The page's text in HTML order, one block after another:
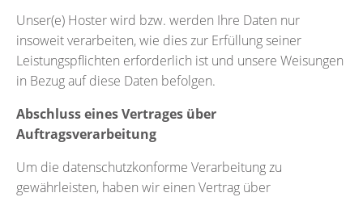
Unser(e) Hoster wird bzw. werden Ihre Daten nur
insoweit verarbeiten, wie dies zur Erfüllung seiner
Leistungspflichten erforderlich ist und unsere Weisungen
in Bezug auf diese Daten befolgen.
Abschluss eines Vertrages über
Auftragsverarbeitung
Um die datenschutzkonforme Verarbeitung zu
gewährleisten, haben wir einen Vertrag über